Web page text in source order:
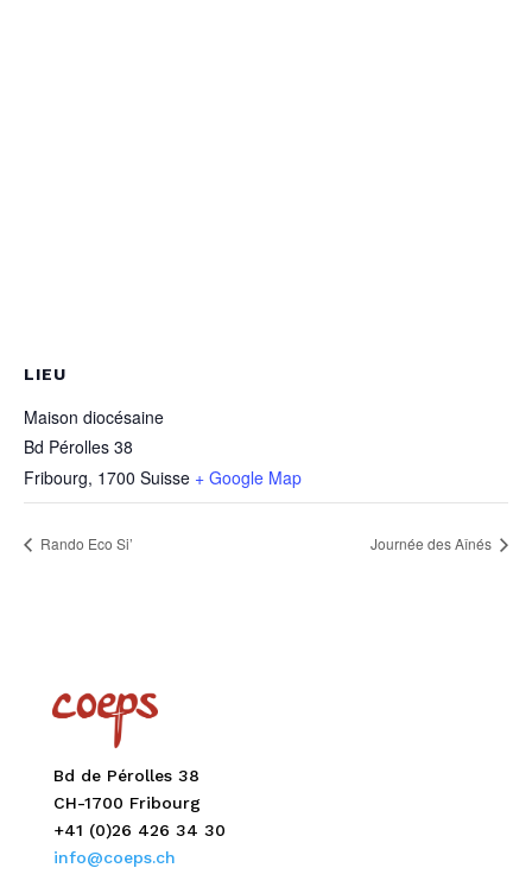
LIEU
Maison diocésaine
Bd Pérolles 38
Fribourg, 1700 Suisse + Google Map
Rando Eco Si’ Journée des Aînés
Bd de Pérolles 38
CH-1700 Fribourg
+41 (0)26 426 34 30
info@coeps.ch